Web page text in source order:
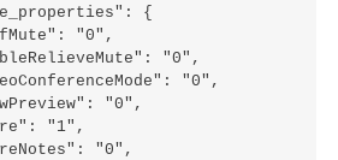
{
"0",
"0",
"0",
"0",
"1",
"0",